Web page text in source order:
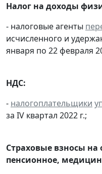
Налог на доходы
- налоговые агенты
исчисленного и
января по 22 февраля
НДС:
- налогоплательщики
за IV квартал 2022 г.;
Страховые взносы на
пенсионное,